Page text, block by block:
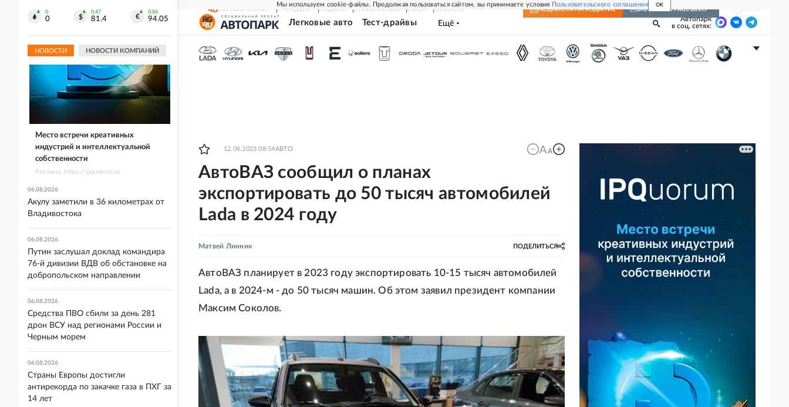
Мы используем cookie-файлы. Продолжая пользоваться сайтом, вы принимаете условия Пользовательского соглашения OK
СВЕЖИЙ НОМЕР РГ-НЕДЕЛЯ РОДИНА ПРИЛОЖЕНИЯ СОЮЗ НОВОСТИ ПОДПИСКА НА ИЗДАНИЕ ВКЛЮЧИТЬ РАССЫЛКУ
Легковые авто Тест-драйвы Ещё
Автопарк
в соц. сетях:
12.06.2023 08:54АВТО
АвтоВАЗ сообщил о планах
экспортировать до 50 тысяч автомобилей
Lada в 2024 году
Матвей Линник ПОДЕЛИТЬСЯ
АвтоВАЗ планирует в 2023 году экспортировать 10-15 тысяч автомобилей
Lada, а в 2024-м - до 50 тысяч машин. Об этом заявил президент компании
Максим Соколов.
0
0
0.47
81.4
0.86
94.05
НОВОСТИ НОВОСТИ КОМПАНИЙ
Место встречи креативных
индустрий и интеллектуальной
собственности
Реклама. https://ipquorum.ru
06.08.2026
Акулу заметили в 36 километрах от
Владивостока
06.08.2026
Путин заслушал доклад командира
76-й дивизии ВДВ об обстановке на
добропольском направлении
06.08.2026
Средства ПВО сбили за день 281
дрон ВСУ над регионами России и
Черным морем
06.08.2026
Страны Европы достигли
антирекорда по закачке газа в ПХГ за
14 лет